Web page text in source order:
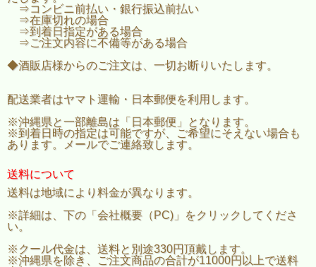
⇒コンビニ前払い・銀行振込前払い
⇒在庫切れの場合
⇒到着日指定がある場合
⇒ご注文内容に不備等がある場合
◆酒販店様からのご注文は、一切お断りいたします。
配送業者はヤマト運輸・日本郵便を利用します。
※沖縄県と一部離島は「日本郵便」となります。
※到着日時の指定は可能ですが、ご希望にそえない場合も
あります。メールでご連絡致します。
送料について
送料は地域により料金が異なります。
※詳細は、下の「会社概要（PC)」をクリックしてくださ
い。
※クール代金は、送料と別途330円頂戴します。
※沖縄県を除き、ご注文商品の合計が11000円以上で送料